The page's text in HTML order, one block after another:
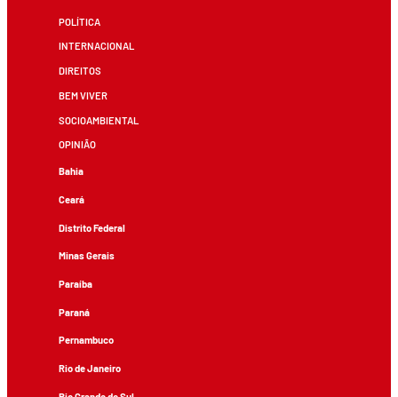
POLÍTICA
INTERNACIONAL
DIREITOS
BEM VIVER
SOCIOAMBIENTAL
OPINIÃO
Bahia
Ceará
Distrito Federal
Minas Gerais
Paraíba
Paraná
Pernambuco
Rio de Janeiro